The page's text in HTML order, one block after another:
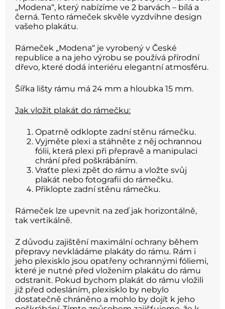
„Modena“, který nabízíme ve 2 barvách – bílá a
černá. Tento rámeček skvěle vyzdvihne design
vašeho plakátu.
Rámeček „Modena“ je vyrobený v České
republice a na jeho výrobu se používá přírodní
dřevo, které dodá interiéru elegantní atmosféru.
Šířka lišty rámu má 24 mm a hloubka 15 mm.
Jak vložit plakát do rámečku:
Opatrně odklopte zadní stěnu rámečku.
Vyjměte plexi a stáhněte z něj ochrannou
fólii, která plexi při přepravě a manipulaci
chrání před poškrábáním.
Vraťte plexi zpět do rámu a vložte svůj
plakát nebo fotografii do rámečku.
Přiklopte zadní stěnu rámečku.
Rámeček lze upevnit na zeď jak horizontálně,
tak vertikálně.
Z důvodu zajištění maximální ochrany během
přepravy nevkládáme plakáty do rámu. Rám i
jeho plexisklo jsou opatřeny ochrannými fóliemi,
které je nutné před vložením plakátu do rámu
odstranit. Pokud bychom plakát do rámu vložili
již před odesláním, plexisklo by nebylo
dostatečně chráněno a mohlo by dojít k jeho